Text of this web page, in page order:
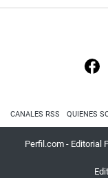
CANALES RSS QUIENES
Perfil.com - Editorial